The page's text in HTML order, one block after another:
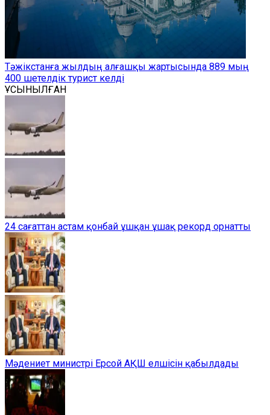
Тәжікстанға жылдың алғашқы жартысында 889 мың
400 шетелдік турист келді
ҰСЫНЫЛҒАН
24 сағаттан астам қонбай ұшқан ұшақ рекорд орнатты
Мәдениет министрі Ерсой АҚШ елшісін қабылдады